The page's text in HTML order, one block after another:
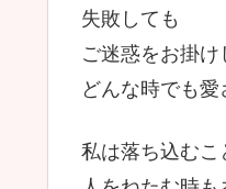
失敗しても
ご迷惑をお掛け
どんな時でも愛
私は落ち込むこ